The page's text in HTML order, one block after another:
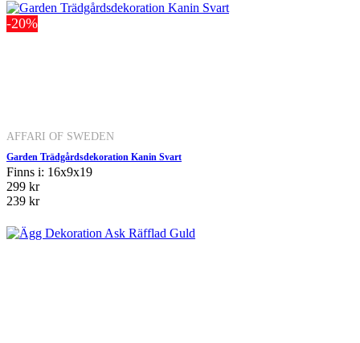
-20%
AFFARI OF SWEDEN
Garden Trädgårdsdekoration Kanin Svart
Finns i: 16x9x19
299 kr
239 kr